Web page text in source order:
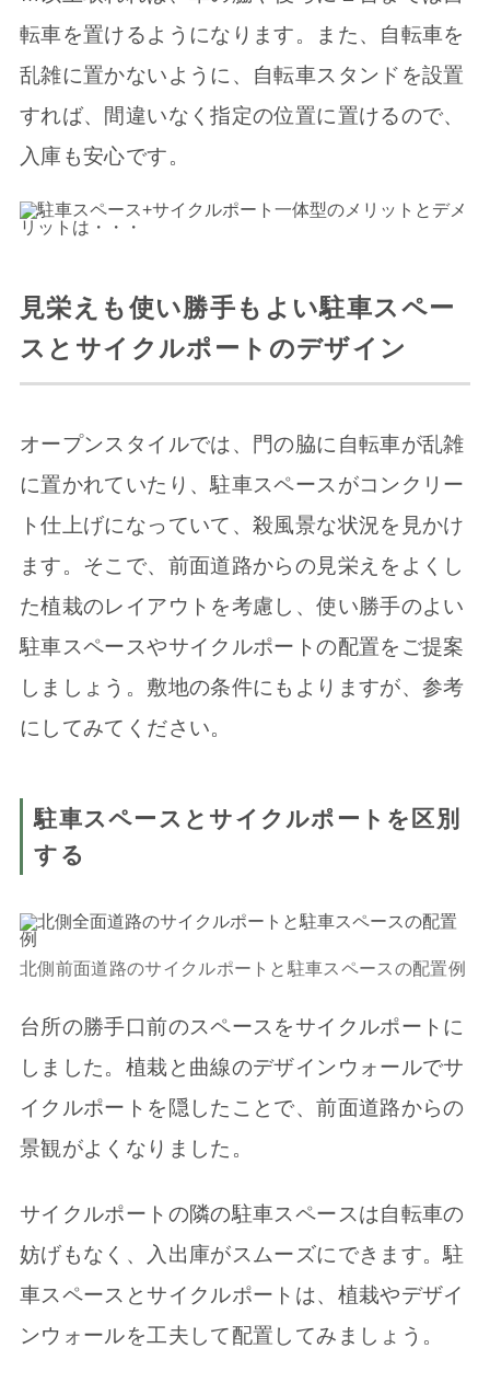
転車を置けるようになります。また、自転車を
乱雑に置かないように、自転車スタンドを設置
すれば、間違いなく指定の位置に置けるので、
入庫も安心です。
見栄えも使い勝手もよい駐車スペー
スとサイクルポートのデザイン
オープンスタイルでは、門の脇に自転車が乱雑
に置かれていたり、駐車スペースがコンクリー
ト仕上げになっていて、殺風景な状況を見かけ
ます。そこで、前面道路からの見栄えをよくし
た植栽のレイアウトを考慮し、使い勝手のよい
駐車スペースやサイクルポートの配置をご提案
しましょう。敷地の条件にもよりますが、参考
にしてみてください。
駐車スペースとサイクルポートを区別
する
北側前面道路のサイクルポートと駐車スペースの配置例
台所の勝手口前のスペースをサイクルポートに
しました。植栽と曲線のデザインウォールでサ
イクルポートを隠したことで、前面道路からの
景観がよくなりました。
サイクルポートの隣の駐車スペースは自転車の
妨げもなく、入出庫がスムーズにできます。駐
車スペースとサイクルポートは、植栽やデザイ
ンウォールを工夫して配置してみましょう。